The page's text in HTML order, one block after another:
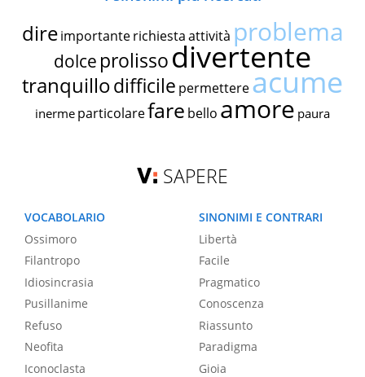
dire importante richiestaattività problema
dolce prolissodivertente
tranquillodifficile permettereacume
inerme particolarefare bello amore paura
SAPERE
VOCABOLARIO
Ossimoro
Filantropo
Idiosincrasia
Pusillanime
Refuso
Neofita
Iconoclasta
SINONIMI E CONTRARI
Libertà
Facile
Pragmatico
Conoscenza
Riassunto
Paradigma
Gioia